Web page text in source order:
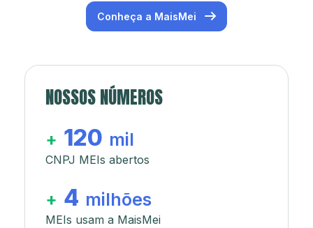
Conheça a MaisMei
NOSSOS NÚMEROS
+ 120 mil
CNPJ MEIs abertos
+ 4 milhões
MEIs usam a MaisMei